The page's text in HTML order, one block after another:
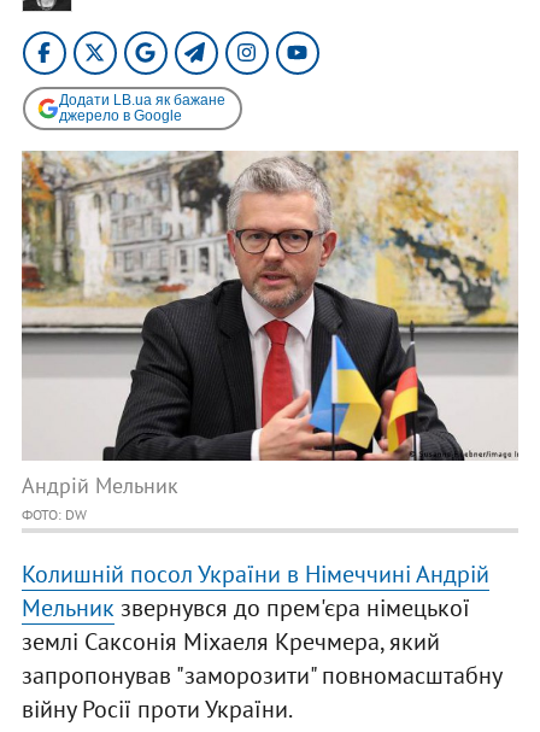
Додати LB.ua як бажане
джерело в Google
Андрій Мельник
ФОТО: DW
Колишній посол України в Німеччині Андрій
Мельник звернувся до прем'єра німецької
землі Саксонія Міхаеля Кречмера, який
запропонував "заморозити" повномасштабну
війну Росії проти України.